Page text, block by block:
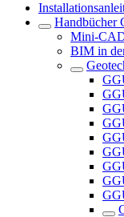
Handbücher
Mini-
BIM in